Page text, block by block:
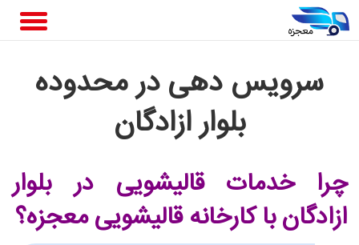
سرویس دهی در محدوده
بلوار ازادگان
چرا خدمات قالیشویی در بلوار
ازادگانبا کارخانه قالیشویی معجزه؟